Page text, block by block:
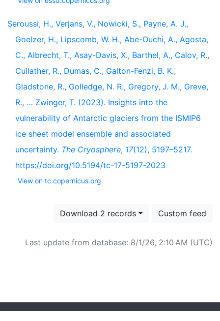
Seroussi, H., Verjans, V., Nowicki, S., Payne, A. J.,
Goelzer, H., Lipscomb, W. H., Abe-Ouchi, A., Agosta,
C., Albrecht, T., Asay-Davis, X., Barthel, A., Calov, R.,
Cullather, R., Dumas, C., Galton-Fenzi, B. K.,
Gladstone, R., Golledge, N. R., Gregory, J. M., Greve,
R., … Zwinger, T. (2023). Insights into the
vulnerability of Antarctic glaciers from the ISMIP6
ice sheet model ensemble and associated
uncertainty. The Cryosphere, 17(12), 5197–5217.
https://doi.org/10.5194/tc-17-5197-2023
View on tc.copernicus.org
Download 2 records Custom feed
Last update from database: 8/1/26, 2:10 AM (UTC)